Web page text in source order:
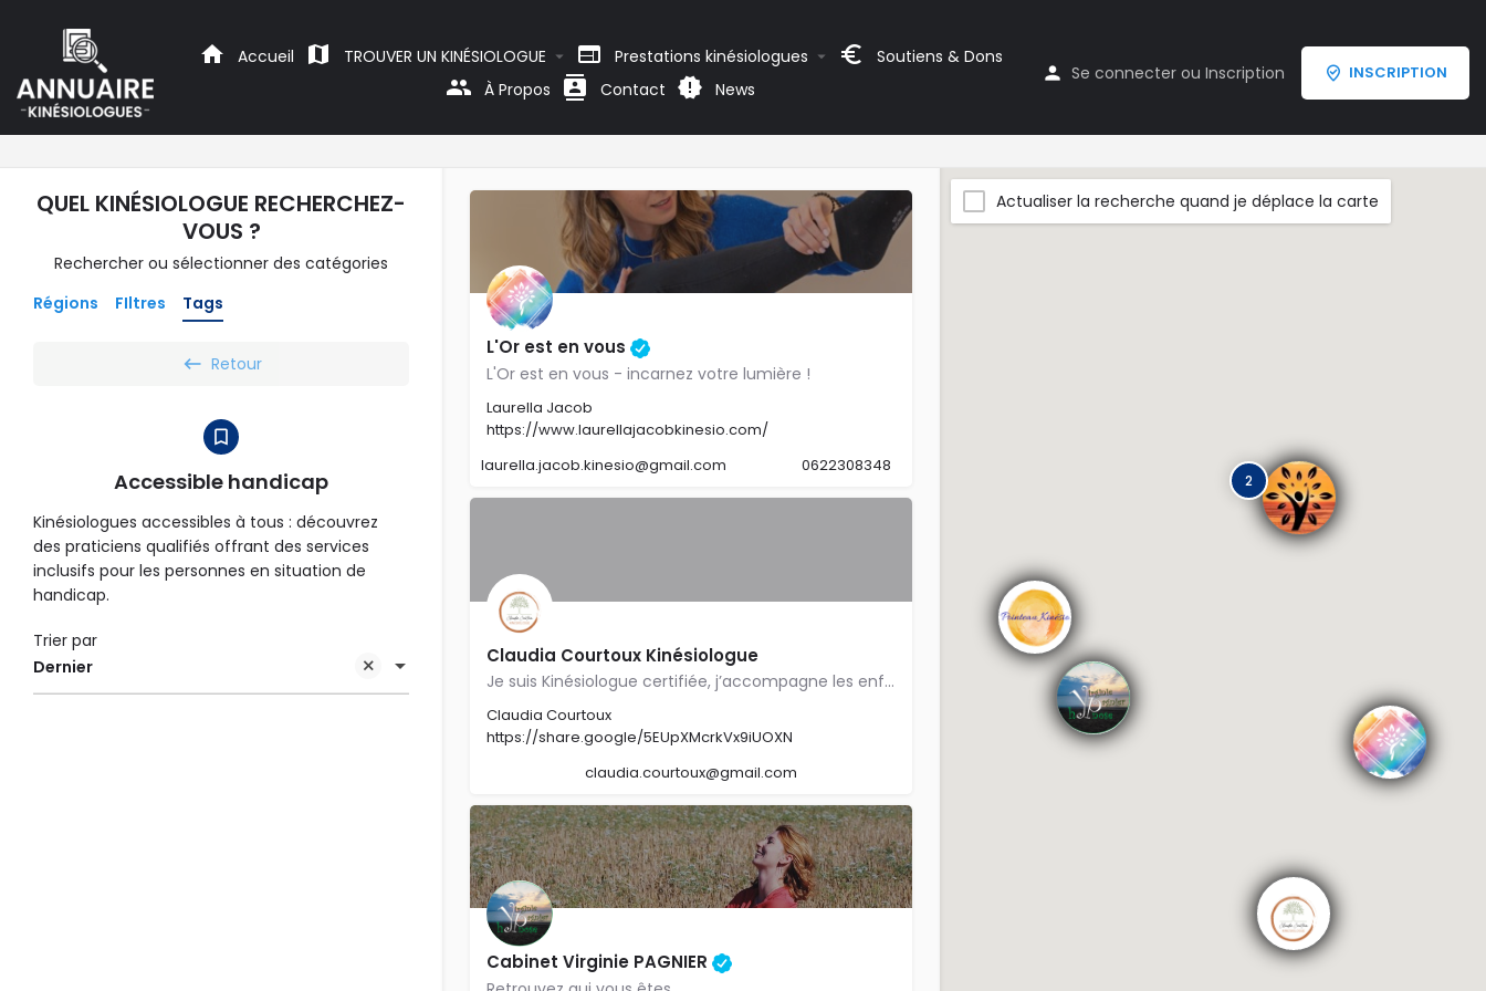
Accueil TROUVER UN KINÉSIOLOGUE Prestations kinésiologues
Soutiens & Dons
À Propos
Contact News
Se connecter ou Inscription INSCRIPTION
QUEL KINÉSIOLOGUE RECHERCHEZ-
VOUS ?
Rechercher ou sélectionner des catégories
Régions
FIltres Tags
Retour
Accessible handicap
Kinésiologues accessibles à tous : découvrez
des praticiens qualifiés offrant des services
inclusifs pour les personnes en situation de
handicap.
Dernier
Trier par
L'Or est en vous
L'Or est en vous - incarnez votre lumière !
Laurella Jacob
https://www.laurellajacobkinesio.com/
laurella.jacob.kinesio@gmail.com
0622308348
Claudia Courtoux Kinésiologue
Je suis Kinésiologue certifiée, j’accompagne les enfants, adolescents et adultes qui souhaitent dépasser un…
Claudia Courtoux
https://share.google/5EUpXMcrkVx9iUOXN
claudia.courtoux@gmail.com
Cabinet Virginie PAGNIER
2
Actualiser la recherche quand je déplace la carte